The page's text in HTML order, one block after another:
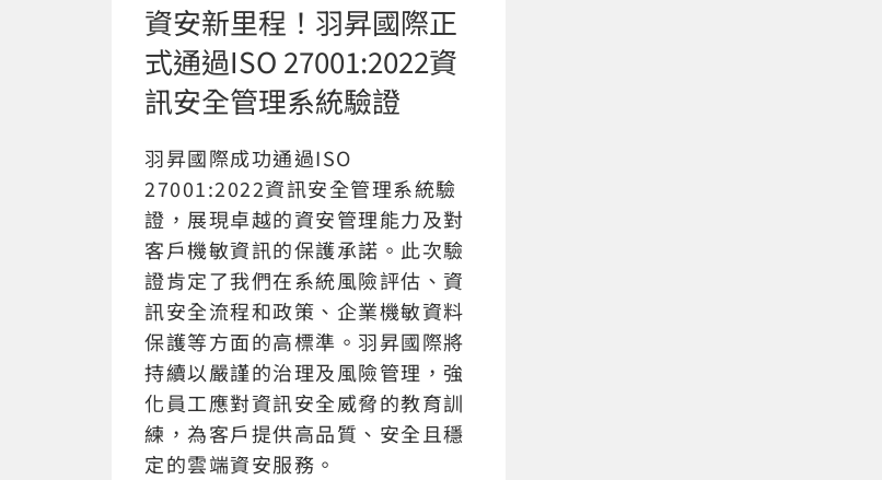
資安新里程！羽昇國際正
式通過ISO 27001:2022資
訊安全管理系統驗證
羽昇國際成功通過ISO
27001:2022資訊安全管理系統驗
證，展現卓越的資安管理能力及對
客戶機敏資訊的保護承諾。此次驗
證肯定了我們在系統風險評估、資
訊安全流程和政策、企業機敏資料
保護等方面的高標準。羽昇國際將
持續以嚴謹的治理及風險管理，強
化員工應對資訊安全威脅的教育訓
練，為客戶提供高品質、安全且穩
定的雲端資安服務。